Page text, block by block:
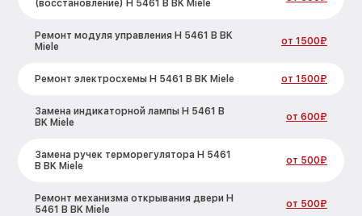
(восстановление) H 5461 В BK Miele
Ремонт модуля управления H 5461 В BK
Miele
от 1500₽
Ремонт электросхемы H 5461 В BK Miele от 1500₽
Замена индикаторной лампы H 5461 В
BK Miele
от 600₽
Замена ручек терморегулятора H 5461
В BK Miele
от 500₽
Ремонт механизма открывания двери H
5461 В BK Miele
от 500₽